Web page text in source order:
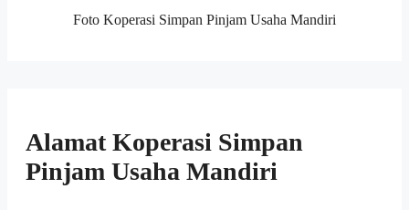
Foto Koperasi Simpan Pinjam Usaha Mandiri
Alamat Koperasi Simpan
Pinjam Usaha Mandiri